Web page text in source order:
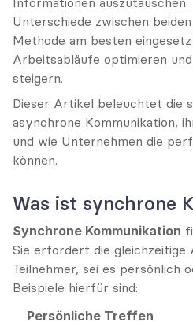
Unterschiede zwischen
Methode am besten
Arbeitsabläufe optimieren
steigern.
Dieser Artikel beleuchtet die
asynchrone Kommunikation,
und wie Unternehmen die
können.
Was ist synchrone
Synchrone Kommunikation
Sie erfordert die gleichzeitige
Teilnehmer, sei es persönlich
Beispiele hierfür sind:
Persönliche Treffen